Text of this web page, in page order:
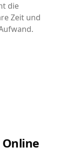
die
Zeit und